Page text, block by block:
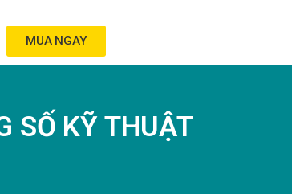
MUA NGAY
SỐ KỸ THUẬT